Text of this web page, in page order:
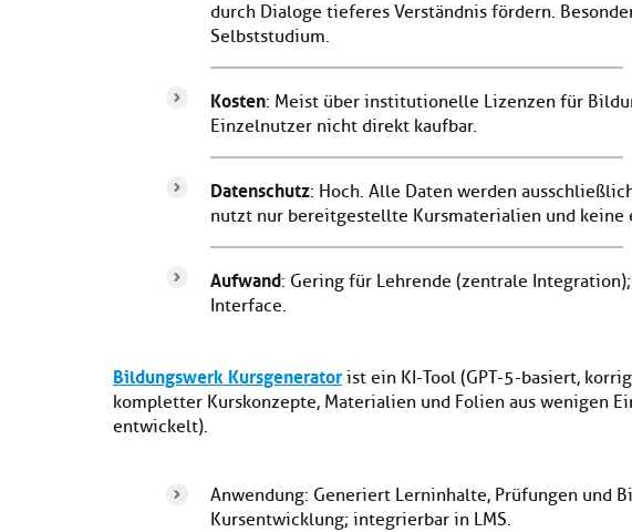
durch Dialoge tieferes Verständnis fördern.
Selbststudium.
Kosten: Meist über institutionelle Lizenzen für
Einzelnutzer nicht direkt kaufbar.
Datenschutz: Hoch. Alle Daten werden
nutzt nur bereitgestellte Kursmaterialien und keine
Aufwand: Gering für Lehrende (zentrale
Interface.
Bildungswerk Kursgenerator ist ein KI-Tool (GPT-5-basiert,
kompletter Kurskonzepte, Materialien und Folien aus wenigen
entwickelt).
Anwendung: Generiert Lerninhalte, Prüfungen und
Kursentwicklung; integrierbar in LMS.